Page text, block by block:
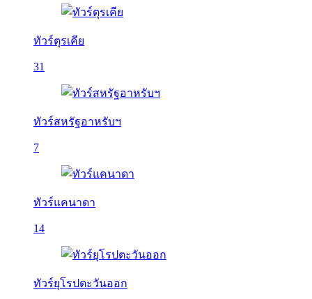
ทัวร์ตุรเคีย
31
ทัวร์สหรัฐอาหรับฯ
7
ทัวร์แคนาดา
14
ทัวร์ยุโรปตะวันออก